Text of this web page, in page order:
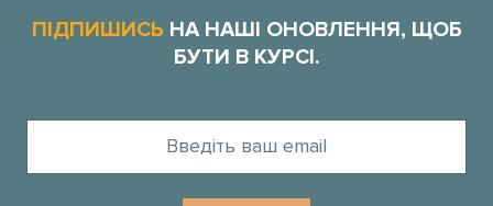
ПІДПИШИСЬ НА НАШІ ОНОВЛЕННЯ, ЩОБ
БУТИ В КУРСІ.